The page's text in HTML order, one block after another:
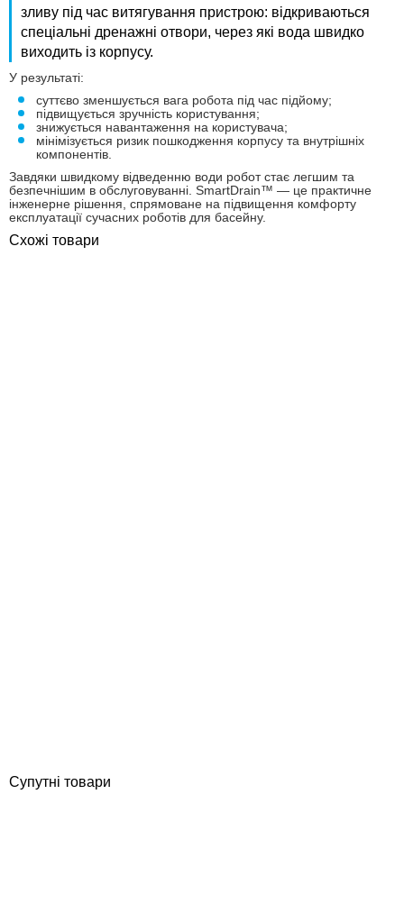
зливу під час витягування пристрою: відкриваються
спеціальні дренажні отвори, через які вода швидко
виходить із корпусу.
У результаті:
суттєво зменшується вага робота під час підйому;
підвищується зручність користування;
знижується навантаження на користувача;
мінімізується ризик пошкодження корпусу та внутрішніх
компонентів.
Завдяки швидкому відведенню води робот стає легшим та
безпечнішим в обслуговуванні. SmartDrain™ — це практичне
інженерне рішення, спрямоване на підвищення комфорту
експлуатації сучасних роботів для басейну.
Схожі товари
Супутні товари